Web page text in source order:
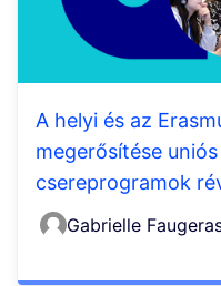
A helyi és az
megerősítése
csereprogramok
Gabrielle